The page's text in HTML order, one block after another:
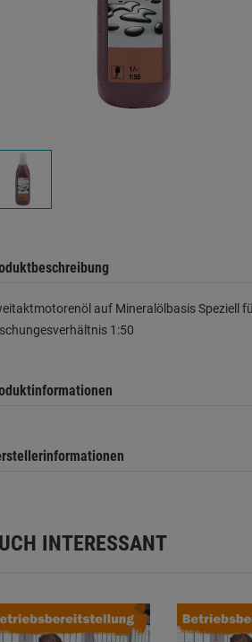
auf Mineralölbasis Speziell
1:50
INTERESSANT